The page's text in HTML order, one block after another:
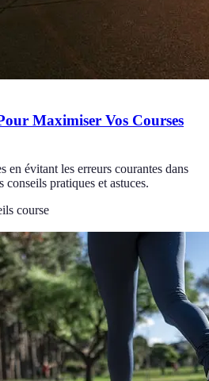
Maximiser Vos Courses
en évitant les erreurs courantes dans
conseils pratiques et astuces.
course